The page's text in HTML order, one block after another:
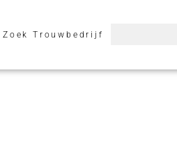
Zoek Trouwbedrijf